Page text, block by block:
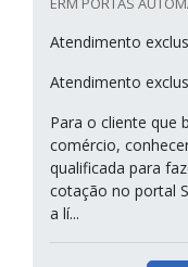
Atendimento
Atendimento
Para o cliente que
comércio,
qualificada para
cotação no portal
a lí...